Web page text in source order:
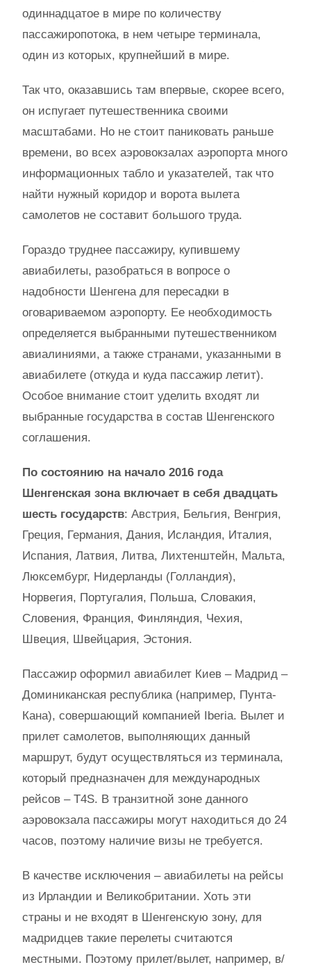
одиннадцатое в мире по количеству
пассажиропотока, в нем четыре терминала,
один из которых, крупнейший в мире.
Так что, оказавшись там впервые, скорее всего,
он испугает путешественника своими
масштабами. Но не стоит паниковать раньше
времени, во всех аэровокзалах аэропорта много
информационных табло и указателей, так что
найти нужный коридор и ворота вылета
самолетов не составит большого труда.
Гораздо труднее пассажиру, купившему
авиабилеты, разобраться в вопросе о
надобности Шенгена для пересадки в
оговариваемом аэропорту. Ее необходимость
определяется выбранными путешественником
авиалиниями, а также странами, указанными в
авиабилете (откуда и куда пассажир летит).
Особое внимание стоит уделить входят ли
выбранные государства в состав Шенгенского
соглашения.
По состоянию на начало 2016 года
Шенгенская зона включает в себя двадцать
шесть государств: Австрия, Бельгия, Венгрия,
Греция, Германия, Дания, Исландия, Италия,
Испания, Латвия, Литва, Лихтенштейн, Мальта,
Люксембург, Нидерланды (Голландия),
Норвегия, Португалия, Польша, Словакия,
Словения, Франция, Финляндия, Чехия,
Швеция, Швейцария, Эстония.
Пассажир оформил авиабилет Киев – Мадрид –
Доминиканская республика (например, Пунта-
Кана), совершающий компанией Iberia. Вылет и
прилет самолетов, выполняющих данный
маршрут, будут осуществляться из терминала,
который предназначен для международных
рейсов – T4S. В транзитной зоне данного
аэровокзала пассажиры могут находиться до 24
часов, поэтому наличие визы не требуется.
В качестве исключения – авиабилеты на рейсы
из Ирландии и Великобритании. Хоть эти
страны и не входят в Шенгенскую зону, для
мадридцев такие перелеты считаются
местными. Поэтому прилет/вылет, например, в/